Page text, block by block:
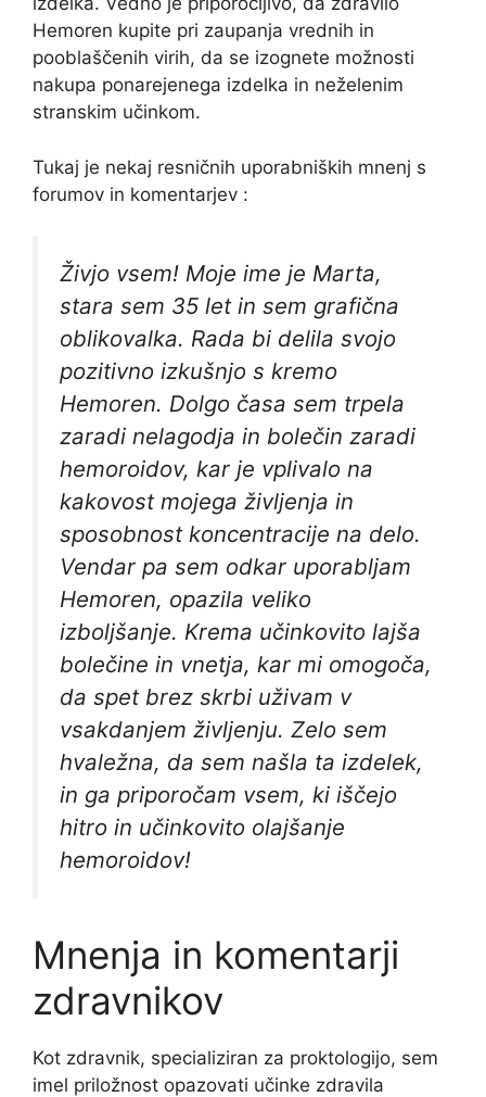
Hemoren kupite pri zaupanja vrednih in
pooblaščenih virih, da se izognete možnosti
nakupa ponarejenega izdelka in neželenim
stranskim učinkom.
Tukaj je nekaj resničnih uporabniških mnenj s
forumov in komentarjev :
Živjo vsem! Moje ime je Marta,
stara sem 35 let in sem grafična
oblikovalka. Rada bi delila svojo
pozitivno izkušnjo s kremo
Hemoren. Dolgo časa sem trpela
zaradi nelagodja in bolečin zaradi
hemoroidov, kar je vplivalo na
kakovost mojega življenja in
sposobnost koncentracije na delo.
Vendar pa sem odkar uporabljam
Hemoren, opazila veliko
izboljšanje. Krema učinkovito lajša
bolečine in vnetja, kar mi omogoča,
da spet brez skrbi uživam v
vsakdanjem življenju. Zelo sem
hvaležna, da sem našla ta izdelek,
in ga priporočam vsem, ki iščejo
hitro in učinkovito olajšanje
hemoroidov!
Mnenja in komentarji
zdravnikov
Kot zdravnik, specializiran za proktologijo, sem
imel priložnost opazovati učinke zdravila